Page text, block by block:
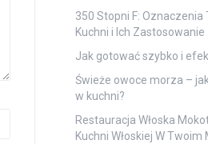
350 Stopni F:
Kuchni i Ich Zastosowanie
Jak gotować szybko i
Świeże owoce morza –
w kuchni?
Restauracja Włoska
Kuchni Włoskiej W Twoim